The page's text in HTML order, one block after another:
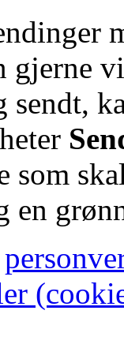
gjerne
sendt,
som
en